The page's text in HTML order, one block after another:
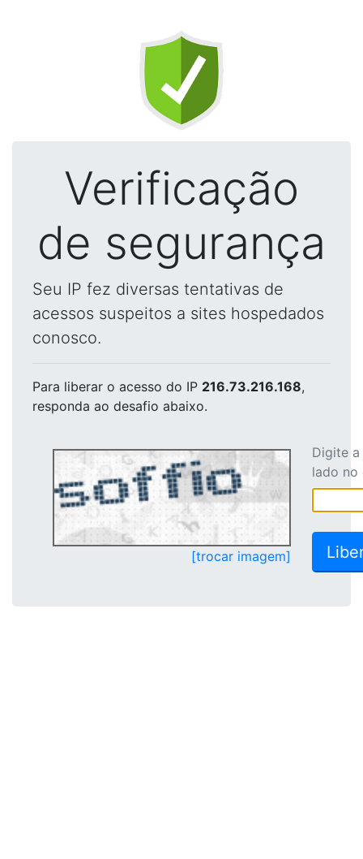
Verificação
de segurança
Seu IP fez diversas tentativas de
acessos suspeitos a sites hospedados
conosco.
Para liberar o acesso do IP 216.73.216.168,
responda ao desafio abaixo.
[trocar imagem]
Digite
lado no